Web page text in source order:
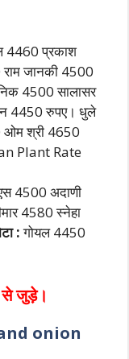
4460 प्रकाश
जानकी 4500
4500 सालासर
4450 रुपए। धुले
ओम श्री 4650
Plant Rate
4500 अदाणी
4580 स्नेहा
:गोयल 4450
से जुड़े।
onion